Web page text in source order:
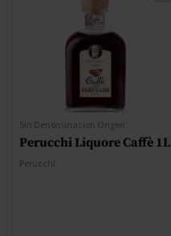
Sin Denominacion Origen
Perucchi Liquore Caffè 1L
Perucchi